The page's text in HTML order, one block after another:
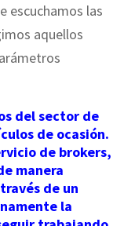
escuchamos las
aquellos
del sector de
de ocasión.
de brokers,
manera
de un
la